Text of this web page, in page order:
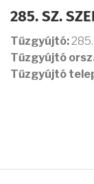
285. SZ.
Tűzgyújtó:
Tűzgyújtó
Tűzgyújtó